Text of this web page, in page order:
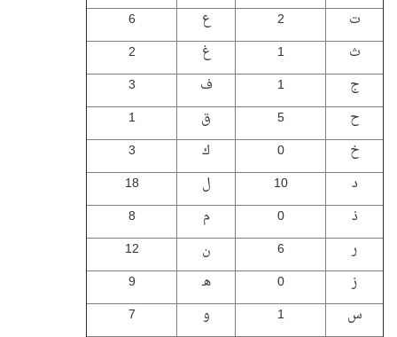
ت
2 ع
6
ث
1 غ
2
ج
1 ف
3
ح
5 ق
1
خ
0 ك
3
د
10 ل
18
ذ
0 م
8
ر
6 ن
12
ز
0 هـ
9
س
1 و
7